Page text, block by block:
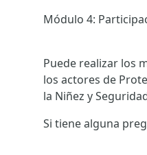
Módulo 4:
Puede realizar los
los actores de
la Niñez y
Si tiene alguna